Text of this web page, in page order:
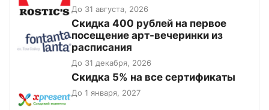
До 31 августа, 2026
Cкидка 400 рублей на первое
посещение арт-вечеринки из
расписания
До 31 декабря, 2026
Скидка 5% на все сертификаты
До 1 января, 2027